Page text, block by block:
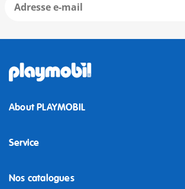
About PLAYMOBIL
Service
Nos catalogues